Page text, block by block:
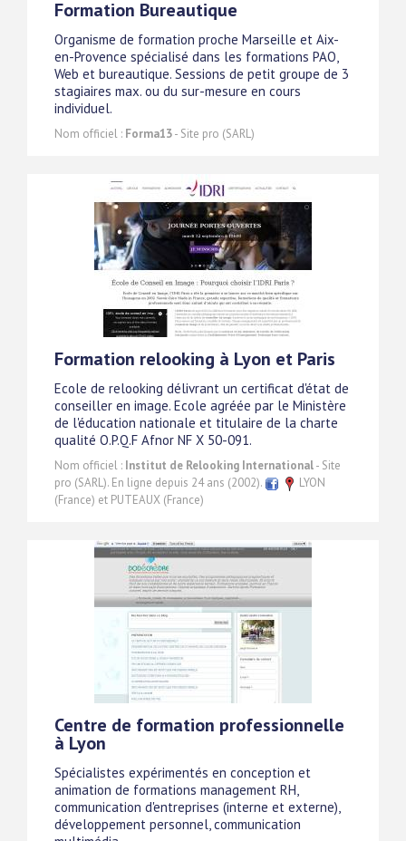
Formation Bureautique
Organisme de formation proche Marseille et Aix-
en-Provence spécialisé dans les formations PAO,
Web et bureautique. Sessions de petit groupe de 3
stagiaires max. ou du sur-mesure en cours
individuel.
Nom officiel : Forma13- Site pro (SARL)
Formation relooking à Lyon et Paris
Ecole de relooking délivrant un certificat d'état de
conseiller en image. Ecole agréée par le Ministère
de l'éducation nationale et titulaire de la charte
qualité O.P.Q.F Afnor NF X 50-091.
Nom officiel : Institut de Relooking International- Site
pro (SARL). En ligne depuis 24 ans (2002).
LYON
(France) et PUTEAUX (France)
Centre de formation professionnelle
à Lyon
Spécialistes expérimentés en conception et
animation de formations management RH,
communication d'entreprises (interne et externe),
développement personnel, communication